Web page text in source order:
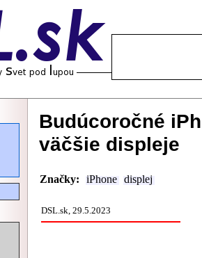
Budúcoročné
väčšie displeje
Značky: iPhone displej
DSL.sk, 29.5.2023